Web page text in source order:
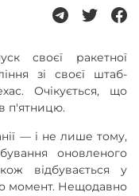
своєї ракетної
зі своєї штаб-
Очікується, що
п'ятницю.
— і не лише тому,
оновленого
відбувається у
момент. Нещодавно